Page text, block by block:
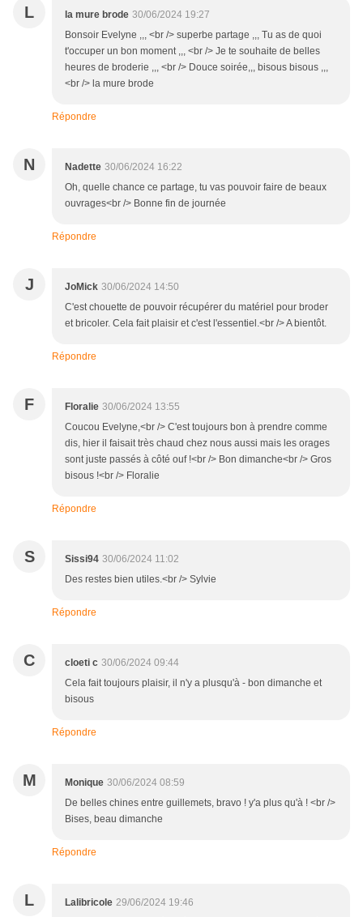
L la mure brode 30/06/2024 19:27
Bonsoir Evelyne ,,, <br /> superbe partage ,,, Tu as de quoi
t'occuper un bon moment ,,, <br /> Je te souhaite de belles
heures de broderie ,,, <br /> Douce soirée,,, bisous bisous ,,,
<br /> la mure brode
Répondre
N Nadette 30/06/2024 16:22
Oh, quelle chance ce partage, tu vas pouvoir faire de beaux
ouvrages<br /> Bonne fin de journée
Répondre
J JoMick 30/06/2024 14:50
C'est chouette de pouvoir récupérer du matériel pour broder
et bricoler. Cela fait plaisir et c'est l'essentiel.<br /> A bientôt.
Répondre
F Floralie 30/06/2024 13:55
Coucou Evelyne,<br /> C'est toujours bon à prendre comme
dis, hier il faisait très chaud chez nous aussi mais les orages
sont juste passés à côté ouf !<br /> Bon dimanche<br /> Gros
bisous !<br /> Floralie
Répondre
S Sissi94 30/06/2024 11:02
Des restes bien utiles.<br /> Sylvie
Répondre
C cloeti c 30/06/2024 09:44
Cela fait toujours plaisir, il n'y a plusqu'à - bon dimanche et
bisous
Répondre
M Monique 30/06/2024 08:59
De belles chines entre guillemets, bravo ! y'a plus qu'à ! <br />
Bises, beau dimanche
Répondre
L Lalibricole 29/06/2024 19:46